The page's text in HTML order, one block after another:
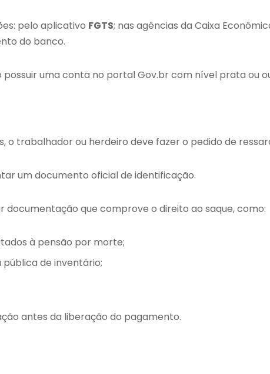
pelo aplicativo FGTS; nas agências da Caixa
do banco.
possuir uma conta no portal Gov.br com nível prata ou
o trabalhador ou herdeiro deve fazer o pedido de
um documento oficial de identificação.
que comprove o direito ao saque, como:
à pensão por morte;
de inventário;
antes da liberação do pagamento.